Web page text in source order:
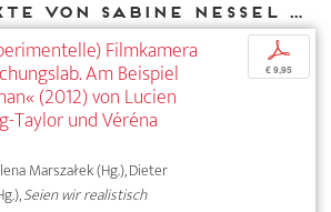
Weitere Texte von Sabine Nessel bei DIAPHANES
Filmkamera
Am Beispiel
(2012) von Lucien
Taylor und Véréna
Marszałek (Hg.), Dieter
Seien wir realistisch
p
€ 9,95